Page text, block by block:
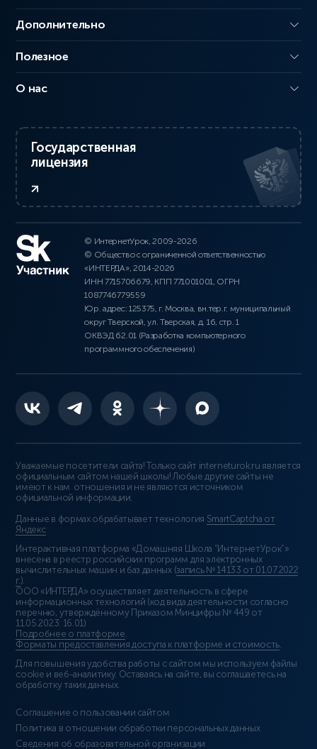
Дополнительно
Полезное
О нас
Государственная
лицензия
© ИнтернетУрок, 2009-2026
© Общество с ограниченной ответственностью
«ИНТЕРДА», 2014-2026
ИНН 7715706679, КПП 771001001, ОГРН
1087746779559
Юр. адрес: 125375, г. Москва, вн.тер.г. муниципальный
округ Тверской, ул. Тверская, д. 16, стр. 1
ОКВЭД 62.01 (Разработка компьютерного
программного обеспечения)
Уважаемые посетители сайта! Только сайт interneturok.ru является
официальным сайтом нашей школы! Любые другие сайты не
имеют к нам отношения и не являются источником
официальной информации.
Данные в формах обрабатывает технология SmartCaptcha от
Яндекс
Интерактивная платформа «Домашняя Школа “ИнтернетУрок”»
внесена в реестр российских программ для электронных
вычислительных машин и баз данных (запись № 14133 от 01.07.2022
г.).
ООО «ИНТЕРДА» осуществляет деятельность в сфере
информационных технологий (код вида деятельности согласно
перечню, утверждённому Приказом Минцифры № 449 от
11.05.2023: 16.01)
Подробнее о платформе.
Форматы предоставления доступа к платформе и стоимость.
Для повышения удобства работы с сайтом мы используем файлы
cookie и веб-аналитику. Оставаясь на сайте, вы соглашаетесь на
обработку таких данных.
Соглашение о пользовании сайтом
Политика в отношении обработки персональных данных
Сведения об образовательной организации